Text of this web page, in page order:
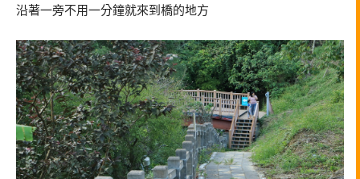
沿著一旁不用一分鐘就來到橋的地方